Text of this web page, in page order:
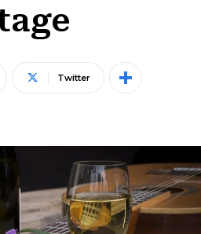
Twitter